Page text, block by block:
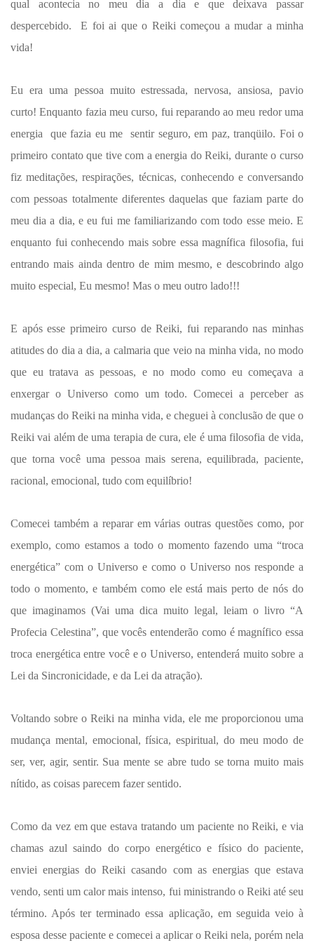
qual acontecia no meu dia a dia e que deixava passar
despercebido. E foi ai que o Reiki começou a mudar a minha
vida!
Eu era uma pessoa muito estressada, nervosa, ansiosa, pavio
curto! Enquanto fazia meu curso, fui reparando ao meu redor uma
energia que fazia eu me sentir seguro, em paz, tranqüilo. Foi o
primeiro contato que tive com a energia do Reiki, durante o curso
fiz meditações, respirações, técnicas, conhecendo e conversando
com pessoas totalmente diferentes daquelas que faziam parte do
meu dia a dia, e eu fui me familiarizando com todo esse meio. E
enquanto fui conhecendo mais sobre essa magnífica filosofia, fui
entrando mais ainda dentro de mim mesmo, e descobrindo algo
muito especial, Eu mesmo! Mas o meu outro lado!!!
E após esse primeiro curso de Reiki, fui reparando nas minhas
atitudes do dia a dia, a calmaria que veio na minha vida, no modo
que eu tratava as pessoas, e no modo como eu começava a
enxergar o Universo como um todo. Comecei a perceber as
mudanças do Reiki na minha vida, e cheguei à conclusão de que o
Reiki vai além de uma terapia de cura, ele é uma filosofia de vida,
que torna você uma pessoa mais serena, equilibrada, paciente,
racional, emocional, tudo com equilíbrio!
Comecei também a reparar em várias outras questões como, por
exemplo, como estamos a todo o momento fazendo uma “troca
energética” com o Universo e como o Universo nos responde a
todo o momento, e também como ele está mais perto de nós do
que imaginamos (Vai uma dica muito legal, leiam o livro “A
Profecia Celestina”, que vocês entenderão como é magnífico essa
troca energética entre você e o Universo, entenderá muito sobre a
Lei da Sincronicidade, e da Lei da atração).
Voltando sobre o Reiki na minha vida, ele me proporcionou uma
mudança mental, emocional, física, espiritual, do meu modo de
ser, ver, agir, sentir. Sua mente se abre tudo se torna muito mais
nítido, as coisas parecem fazer sentido.
Como da vez em que estava tratando um paciente no Reiki, e via
chamas azul saindo do corpo energético e físico do paciente,
enviei energias do Reiki casando com as energias que estava
vendo, senti um calor mais intenso, fui ministrando o Reiki até seu
término. Após ter terminado essa aplicação, em seguida veio à
esposa desse paciente e comecei a aplicar o Reiki nela, porém nela